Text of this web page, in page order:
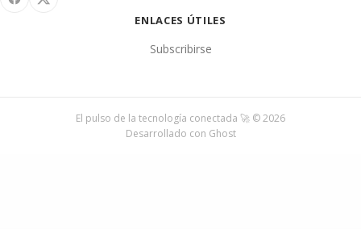
ENLACES ÚTILES
Subscribirse
El pulso de la tecnología conectada 🚀 © 2026
Desarrollado con Ghost